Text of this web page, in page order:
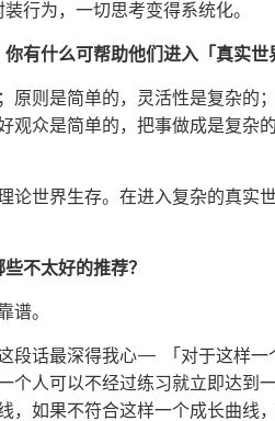
行为，一切思考变得系统化。
有什么可帮助他们进入「真实世
原则是简单的，灵活性是复杂的
观众是简单的，把事做成是复杂
论世界生存。在进入复杂的真实
不太好的推荐？
谱。
段话最深得我心—— 「对于这样
个人可以不经过练习就立即达到
，如果不符合这样一个成长曲线